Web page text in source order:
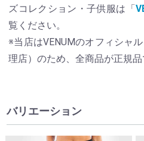
ズコレクション・子供服は「
覧ください。
※当店はVENUMのオフィシャ
理店）のため、全商品が正規品
バリエーション